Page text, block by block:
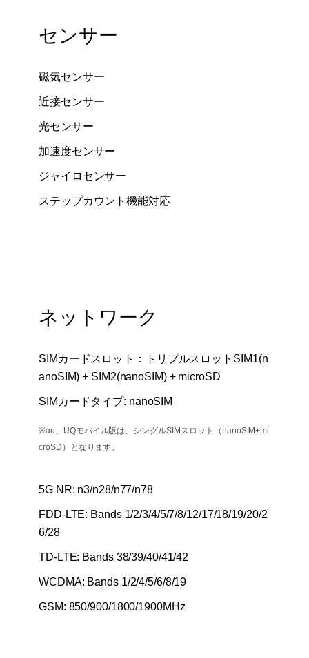
センサー
磁気センサー
近接センサー
光センサー
加速度センサー
ジャイロセンサー
ステップカウント機能対応
ネットワーク
SIMカードスロット：トリプルスロットSIM1(n
anoSIM) + SIM2(nanoSIM) + microSD
SIMカードタイプ: nanoSIM
※au、UQモバイル版は、シングルSIMスロット（nanoSIM+mi
croSD）となります。
5G NR: n3/n28/n77/n78
FDD-LTE: Bands 1/2/3/4/5/7/8/12/17/18/19/20/2
6/28
TD-LTE: Bands 38/39/40/41/42
WCDMA: Bands 1/2/4/5/6/8/19
GSM: 850/900/1800/1900MHz